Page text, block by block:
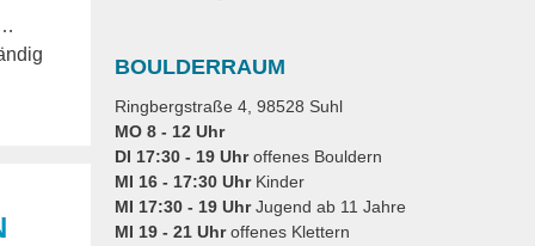
BOULDERRAUM
Ringbergstraße 4, 98528 Suhl
MO 8 - 12 Uhr
DI 17:30 - 19 Uhroffenes Bouldern
MI 16 - 17:30 UhrKinder
MI 17:30 - 19 UhrJugend ab 11 Jahre
MI 19 - 21 Uhroffenes Klettern